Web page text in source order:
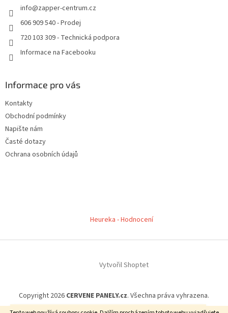
info@zapper-centrum.cz
606 909 540 - Prodej
720 103 309 - Technická podpora
Informace na Facebooku
Informace pro vás
Kontakty
Obchodní podmínky
Napište nám
Časté dotazy
Ochrana osobních údajů
Heureka - Hodnocení
Vytvořil Shoptet
Copyright 2026 CERVENE PANELY.cz. Všechna práva vyhrazena.